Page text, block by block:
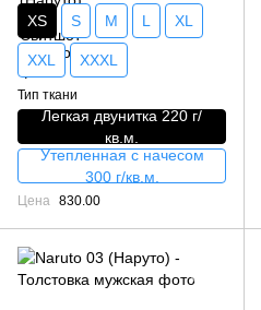
XS S M L XL
XXL XXXL
Тип ткани
Легкая двунитка 220 г/
кв.м.
Утепленная с начесом
300 г/кв.м.
Цена 830.00